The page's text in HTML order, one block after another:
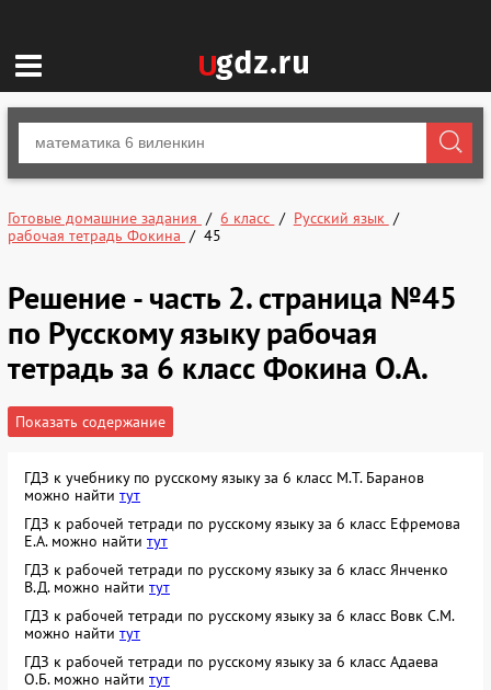
Готовые домашние задания 6 класс
Русский язык
рабочая тетрадь Фокина
45
Решение - часть 2. страница №45
по Русскому языку рабочая
тетрадь за 6 класс Фокина О.А.
Показать содержание
ГДЗ к учебнику по русскому языку за 6 класс М.Т. Баранов
можно найти тут
ГДЗ к рабочей тетради по русскому языку за 6 класс Ефремова
Е.А. можно найти тут
ГДЗ к рабочей тетради по русскому языку за 6 класс Янченко
В.Д. можно найти тут
ГДЗ к рабочей тетради по русскому языку за 6 класс Вовк С.М.
можно найти тут
ГДЗ к рабочей тетради по русскому языку за 6 класс Адаева
О.Б. можно найти тут